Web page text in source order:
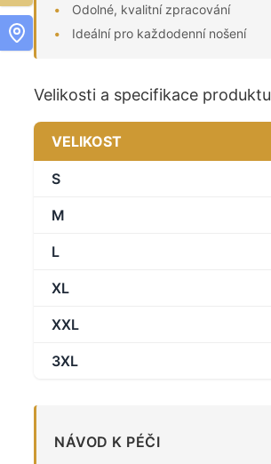
Odolné, kvalitní zpracování
Ideální pro každodenní nošení
Velikosti a specifikace produktu
VELIKOST
S
M
L
XL
XXL
3XL
NÁVOD K PÉČI